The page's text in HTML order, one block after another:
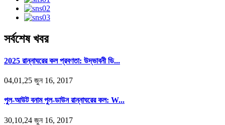
সর্বশেষ খবর
2025 রান্নাঘরের কল প্রবণতা: উদ্ভাবনী ডি...
04,01,25 জুন 16, 2017
পুল-আউট বনাম পুল-ডাউন রান্নাঘরের কল: W...
30,10,24 জুন 16, 2017